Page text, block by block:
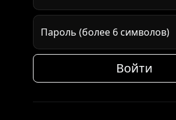
Пароль (более 6 символов)
Войти